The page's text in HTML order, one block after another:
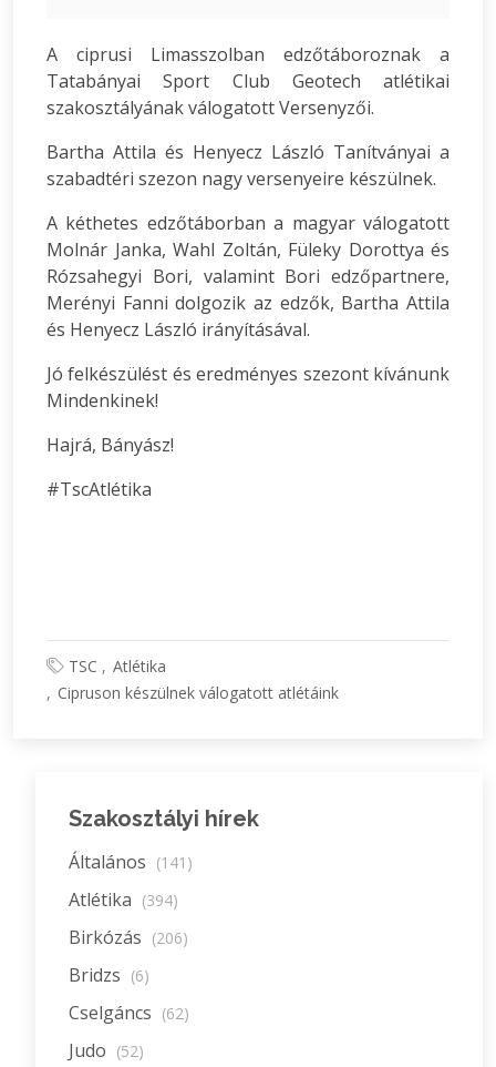
A ciprusi Limasszolban edzőtáboroznak a
Tatabányai Sport Club Geotech atlétikai
szakosztályának válogatott Versenyzői.
Bartha Attila és Henyecz László Tanítványai a
szabadtéri szezon nagy versenyeire készülnek.
A kéthetes edzőtáborban a magyar válogatott
Molnár Janka, Wahl Zoltán, Füleky Dorottya és
Rózsahegyi Bori, valamint Bori edzőpartnere,
Merényi Fanni dolgozik az edzők, Bartha Attila
és Henyecz László irányításával.
Jó felkészülést és eredményes szezont kívánunk
Mindenkinek!
Hajrá, Bányász!
#TscAtlétika
TSC
Atlétika
Cipruson készülnek válogatott atlétáink
Szakosztályi hírek
Általános (141)
Atlétika (394)
Birkózás (206)
Bridzs (6)
Cselgáncs (62)
Judo (52)